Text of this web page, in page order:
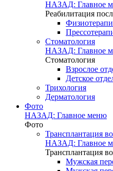
НАЗАД: Главное
Реабилитация
Стоматология
НАЗАД: Главное
Стоматология
Взрослое
Детское
Трихология
Дерматология
Фото
НАЗАД: Главное меню
Фото
Трансплантация
НАЗАД: Главное
Трансплантация
Мужская